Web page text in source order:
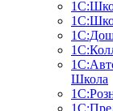
Школа